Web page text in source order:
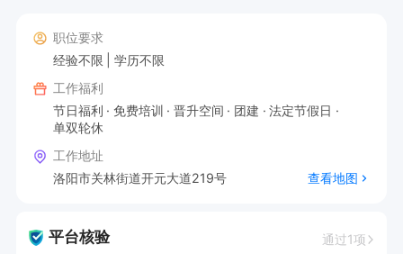
职位要求
经验不限
学历不限
工作福利
节日福利
免费培训 晋升空间 团建
法定节假日
单双轮休
工作地址
洛阳市关林街道开元大道219号
查看地图
平台核验 通过1项